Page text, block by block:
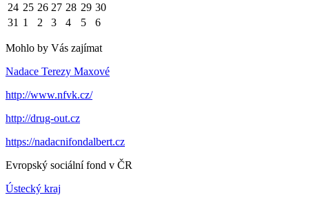
24 25 26 27 28 29 30
31 1 2 3 4 5 6
Mohlo by Vás zajímat
Nadace Terezy Maxové
http://www.nfvk.cz/
http://drug-out.cz
https://nadacnifondalbert.cz
Evropský sociální fond v ČR
Ústecký kraj